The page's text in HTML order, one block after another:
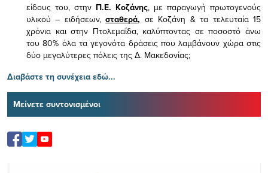
είδους του, στην Π.Ε. Κοζάνης, με παραγωγή πρωτογενούς
υλικού – ειδήσεων,σταθερά, σε Κοζάνη & τα τελευταία 15
χρόνια και στην Πτολεμαΐδα, καλύπτοντας σε ποσοστό άνω
του 80% όλα τα γεγονότα δράσεις που λαμβάνουν χώρα στις
δύο μεγαλύτερες πόλεις της Δ. Μακεδονίας;
Διαβάστε τη συνέχεια εδώ...
Μείνετε συντονισμένοι